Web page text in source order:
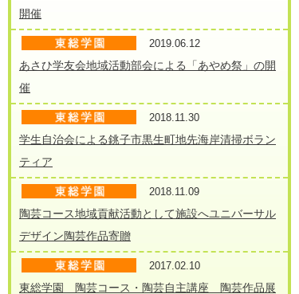
開催
2019.06.12
あさひ学友会地域活動部会による「あやめ祭」の開
催
2018.11.30
学生自治会による銚子市黒生町地先海岸清掃ボラン
ティア
2018.11.09
陶芸コース地域貢献活動として施設へユニバーサル
デザイン陶芸作品寄贈
2017.02.10
東総学園 陶芸コース・陶芸自主講座 陶芸作品展